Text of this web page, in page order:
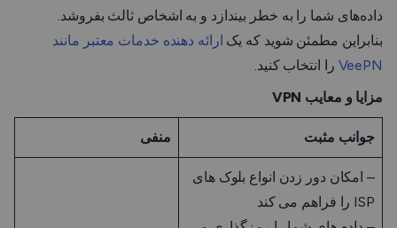
داده‌های شما را به خطر بیندازد و به اشخاص ثالث بفروشد.
بنابراین مطمئن شوید که یک ارائه دهنده خدمات معتبر مانند
VeePN را انتخاب کنید.
مزایا و معایب VPN
جوانب مثبت منفی
– امکان دور زدن انواع بلوک های
ISP را فراهم می کند